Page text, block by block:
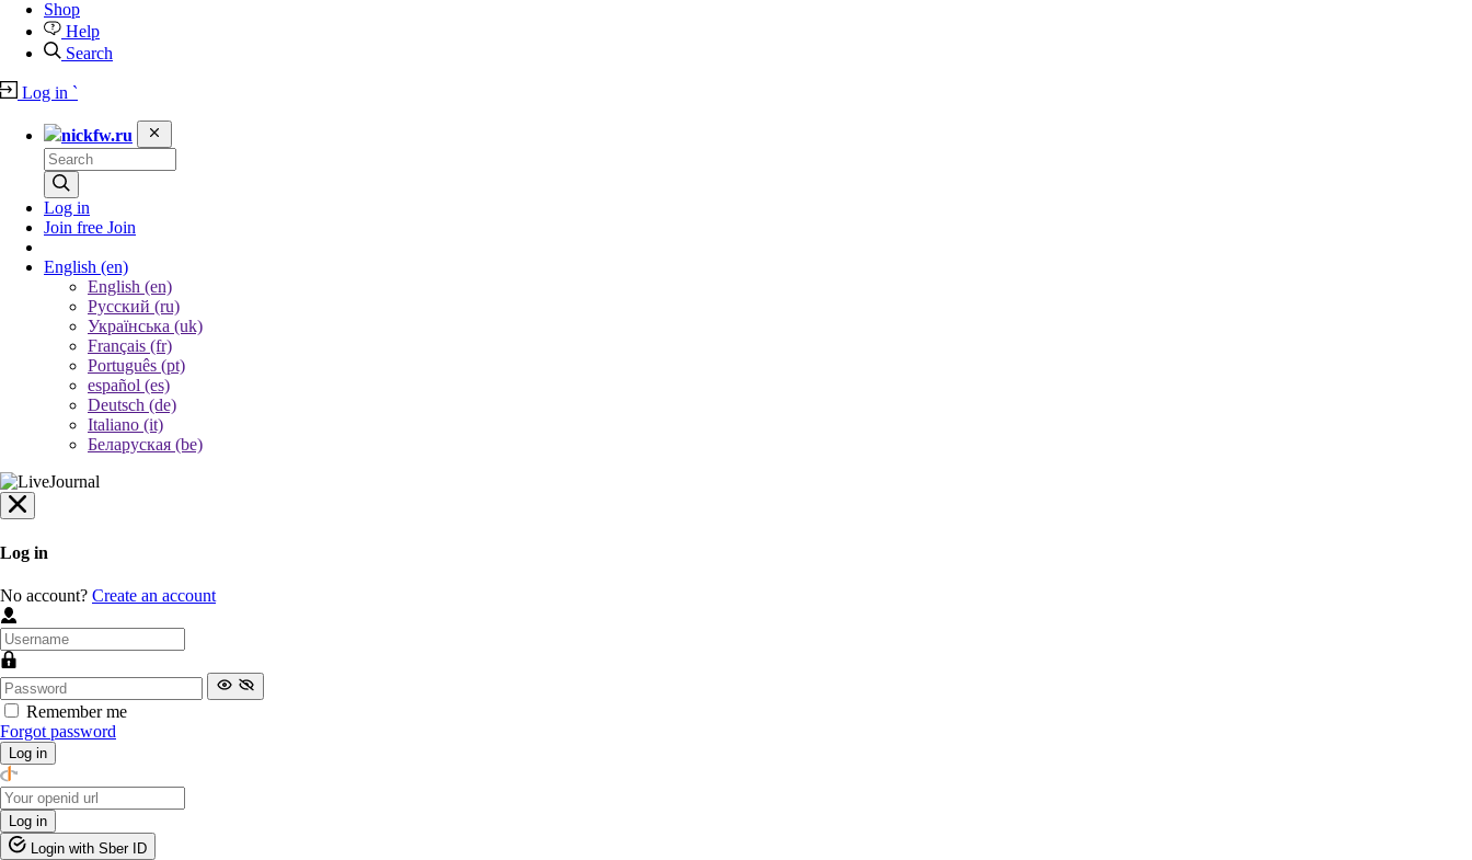
Shop
Help
Search
Log in `
nickfw.ru
Log in
Join free Join
English (en)
English (en)
Русский (ru)
Українська (uk)
Français (fr)
Português (pt)
español (es)
Deutsch (de)
Italiano (it)
Беларуская (be)
Log in
No account? Create an account
Remember me
Forgot password
Log in
Log in
Login with Sber ID